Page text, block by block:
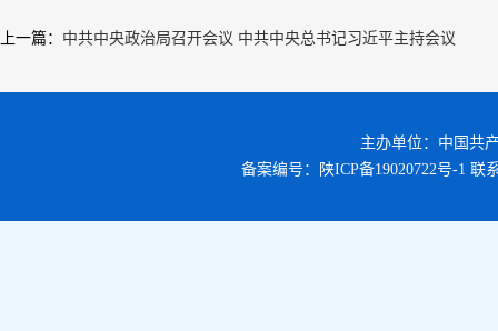
上一篇 ： 中共中央政治局召开会议 中共中央总书记习近平主持会议
主办单位：中国共
备案编号：
陕ICP备19020722号-1 联